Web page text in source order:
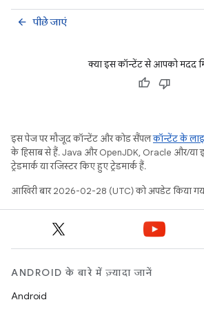
पीछे जाएं
arrow_back
क्या इस कॉन्टेंट से आपको मदद
इस पेज पर मौजूद कॉन्टेंट और कोड सैंपलकॉन्टेंट के
के हिसाब से हैं. Java और OpenJDK, Oracle और/या
ट्रेडमार्क या रजिस्टर किए हुए ट्रेडमार्क हैं.
आखिरी बार 2026-02-28 (UTC) को अपडेट किया
ANDROID के बारे में ज़्यादा जानें
Android